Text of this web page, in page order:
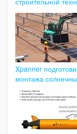
Xpanner
монтажа